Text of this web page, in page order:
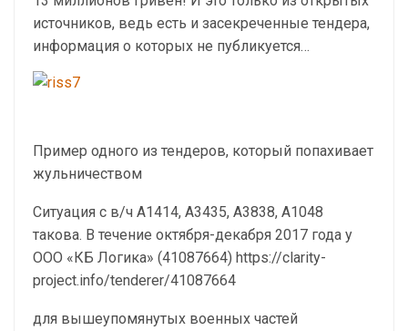
источников, ведь есть и засекреченные тендера,
информация о которых не публикуется…
Пример одного из тендеров, который попахивает
жульничеством
Ситуация с в/ч А1414, А3435, А3838, А1048
такова. В течение октября-декабря 2017 года у
ООО «КБ Логика» (41087664) https://clarity-
project.info/tenderer/41087664
для вышеупомянутых военных частей